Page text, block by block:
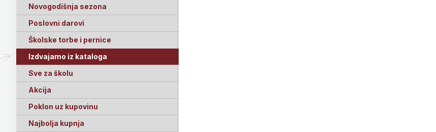
Novogodišnja sezona
Poslovni darovi
Školske torbe i pernice
Izdvajamo iz kataloga
Sve za školu
Akcija
Poklon uz kupovinu
Najbolja kupnja